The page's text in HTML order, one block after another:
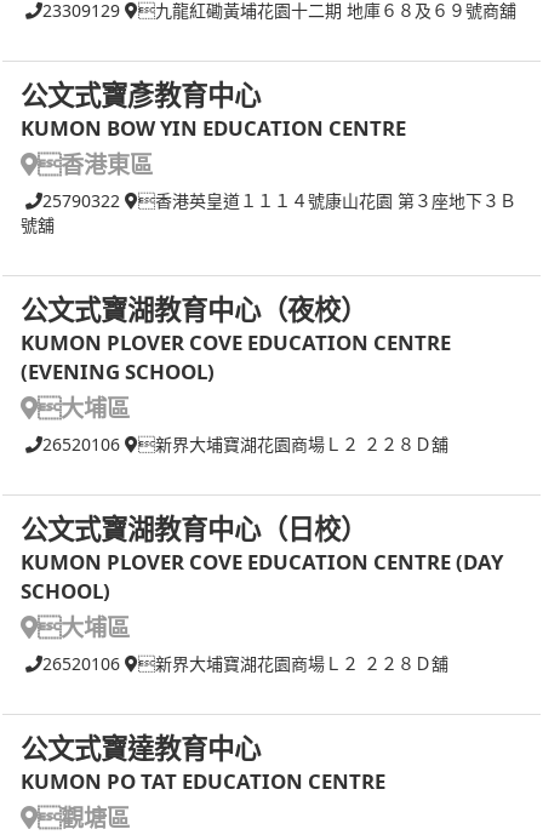
23309129 九龍紅磡黃埔花園十二期 地庫６８及６９號商舖
公文式寶彥教育中心
KUMON BOW YIN EDUCATION CENTRE
香港東區
25790322
香港英皇道１１１４號康山花園 第３座地下３Ｂ
號舖
公文式寶湖教育中心（夜校）
KUMON PLOVER COVE EDUCATION CENTRE
(EVENING SCHOOL)
大埔區
26520106 新界大埔寶湖花園商場Ｌ２ ２２８Ｄ舖
公文式寶湖教育中心（日校）
KUMON PLOVER COVE EDUCATION CENTRE (DAY
SCHOOL)
大埔區
26520106 新界大埔寶湖花園商場Ｌ２ ２２８Ｄ舖
公文式寶達教育中心
KUMON PO TAT EDUCATION CENTRE
觀塘區